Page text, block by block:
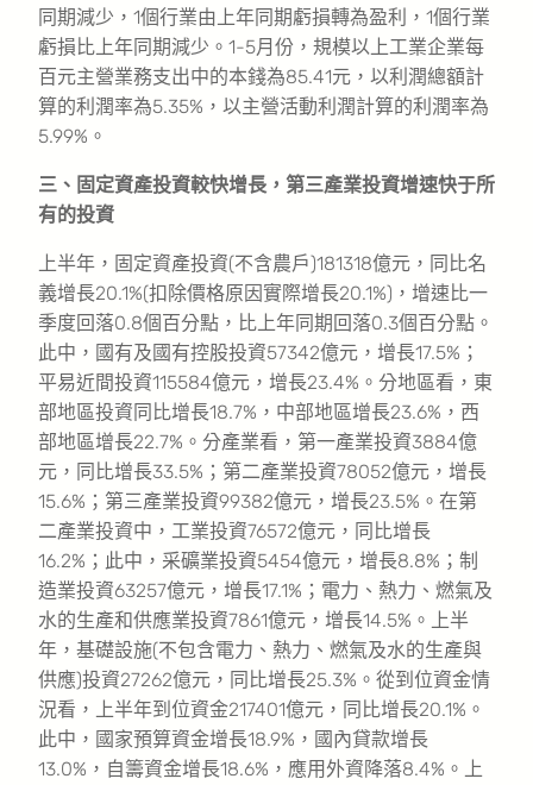
同期減少，1個行業由上年同期虧損轉為盈利，1個行業
虧損比上年同期減少。1-5月份，規模以上工業企業每
百元主營業務支出中的本錢為85.41元，以利潤總額計
算的利潤率為5.35%，以主營活動利潤計算的利潤率為
5.99%。
三、固定資產投資較快增長，第三產業投資增速快于所
有的投資
上半年，固定資產投資(不含農戶)181318億元，同比名
義增長20.1%(扣除價格原因實際增長20.1%)，增速比一
季度回落0.8個百分點，比上年同期回落0.3個百分點。
此中，國有及國有控股投資57342億元，增長17.5%；
平易近間投資115584億元，增長23.4%。分地區看，東
部地區投資同比增長18.7%，中部地區增長23.6%，西
部地區增長22.7%。分產業看，第一產業投資3884億
元，同比增長33.5%；第二產業投資78052億元，增長
15.6%；第三產業投資99382億元，增長23.5%。在第
二產業投資中，工業投資76572億元，同比增長
16.2%；此中，采礦業投資5454億元，增長8.8%；制
造業投資63257億元，增長17.1%；電力、熱力、燃氣及
水的生產和供應業投資7861億元，增長14.5%。上半
年，基礎設施(不包含電力、熱力、燃氣及水的生產與
供應)投資27262億元，同比增長25.3%。從到位資金情
況看，上半年到位資金217401億元，同比增長20.1%。
此中，國家預算資金增長18.9%，國內貸款增長
13.0%，自籌資金增長18.6%，應用外資降落8.4%。上